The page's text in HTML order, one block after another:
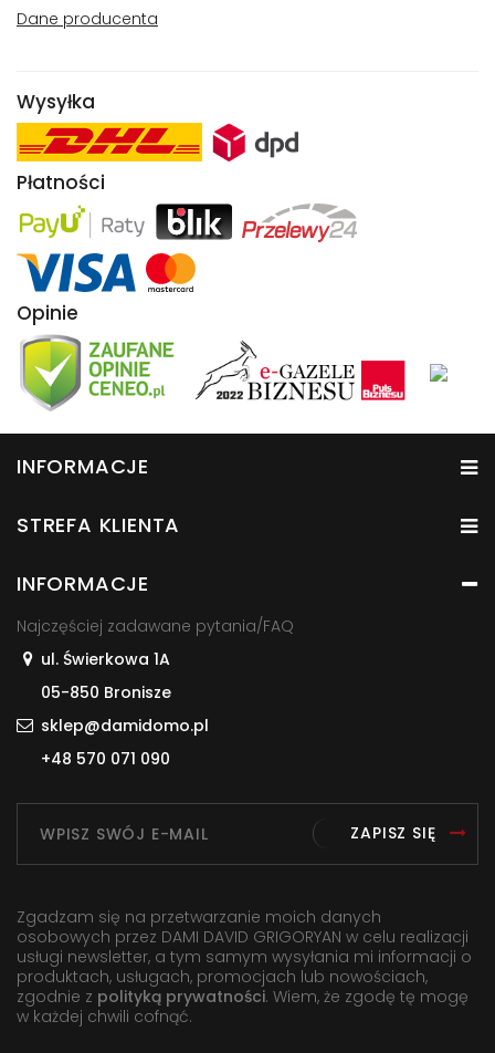
Dane producenta
Wysyłka
Płatności
Opinie
INFORMACJE
STREFA KLIENTA
INFORMACJE
Najczęściej zadawane pytania/FAQ
ul. Świerkowa 1A
05-850 Bronisze
sklep@damidomo.pl
+48 570 071 090
ZAPISZ SIĘ
Zgadzam się na przetwarzanie moich danych
osobowych przez DAMI DAVID GRIGORYAN w celu realizacji
usługi newsletter, a tym samym wysyłania mi informacji o
produktach, usługach, promocjach lub nowościach,
zgodnie z polityką prywatności. Wiem, że zgodę tę mogę
w każdej chwili cofnąć.